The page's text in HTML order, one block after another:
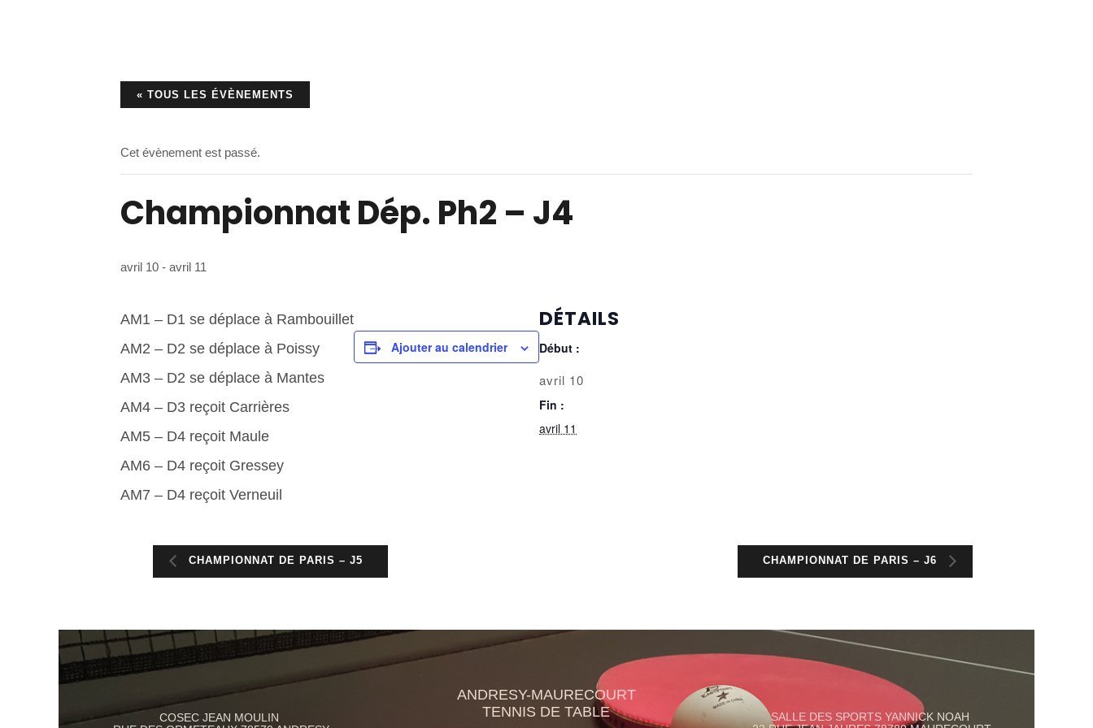
« TOUS LES ÉVÈNEMENTS
Cet évènement est passé.
Championnat Dép. Ph2 – J4
avril 10 - avril 11
AM1 – D1 se déplace à Rambouillet
AM2 – D2 se déplace à Poissy
AM3 – D2 se déplace à Mantes
AM4 – D3 reçoit Carrières
AM5 – D4 reçoit Maule
AM6 – D4 reçoit Gressey
AM7 – D4 reçoit Verneuil
Ajouter au calendrier
DÉTAILS
Début :
avril 10
Fin :
avril 11
CHAMPIONNAT DE PARIS – J5 CHAMPIONNAT DE PARIS – J6
COSEC JEAN MOULIN
ANDRESY-MAURECOURT
TENNIS DE TABLE
SALLE DES SPORTS YANNICK NOAH